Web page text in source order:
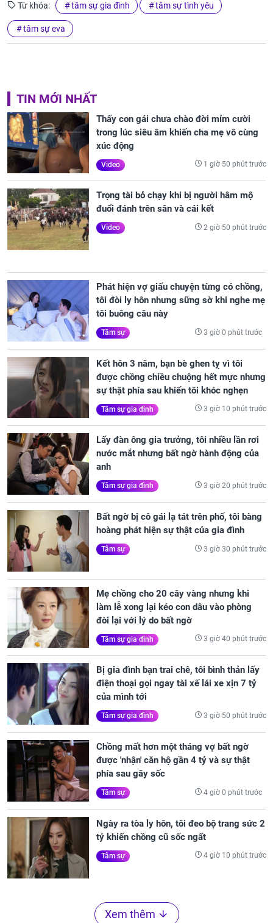
Từ khóa: tâm sự gia đình tâm sự tình yêu
tâm sự eva
TIN MỚI NHẤT
Thấy con gái chưa chào đời mỉm cười
trong lúc siêu âm khiến cha mẹ vô cùng
xúc động
Video 1 giờ 50 phút trước
Trọng tài bỏ chạy khi bị người hâm mộ
đuổi đánh trên sân và cái kết
Video 2 giờ 50 phút trước
Phát hiện vợ giấu chuyện từng có chồng,
tôi đòi ly hôn nhưng sững sờ khi nghe mẹ
tôi buông câu này
Tâm sự 3 giờ 0 phút trước
Kết hôn 3 năm, bạn bè ghen tỵ vì tôi
được chồng chiều chuộng hết mực nhưng
sự thật phía sau khiến tôi khóc nghẹn
Tâm sự gia đình 3 giờ 10 phút trước
Lấy đàn ông gia trưởng, tôi nhiều lần rơi
nước mắt nhưng bất ngờ hành động của
anh
Tâm sự gia đình 3 giờ 20 phút trước
Bất ngờ bị cô gái lạ tát trên phố, tôi bàng
hoàng phát hiện sự thật của gia đình
Tâm sự 3 giờ 30 phút trước
Mẹ chồng cho 20 cây vàng nhưng khi
làm lễ xong lại kéo con dâu vào phòng
đòi lại với lý do bất ngờ
Tâm sự gia đình 3 giờ 40 phút trước
Bị gia đình bạn trai chê, tôi bình thản lấy
điện thoại gọi ngay tài xế lái xe xịn 7 tỷ
của mình tới
Tâm sự gia đình 3 giờ 50 phút trước
Chồng mất hơn một tháng vợ bất ngờ
được 'nhận' căn hộ gần 4 tỷ và sự thật
phía sau gây sốc
Tâm sự 4 giờ 0 phút trước
Ngày ra tòa ly hôn, tôi đeo bộ trang sức 2
tỷ khiến chồng cũ sốc ngất
Tâm sự 4 giờ 10 phút trước
Xem thêm